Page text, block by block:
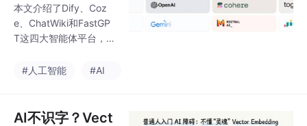
GPT，小白程序
员快速入门大模
本文介绍了Dify、Coz
e、ChatWiki和FastGP
T这四大智能体平台，
同层次的用户。Dify是
后端即服务和LLMOps
#人工智能 #AI
AI不识字？Vect